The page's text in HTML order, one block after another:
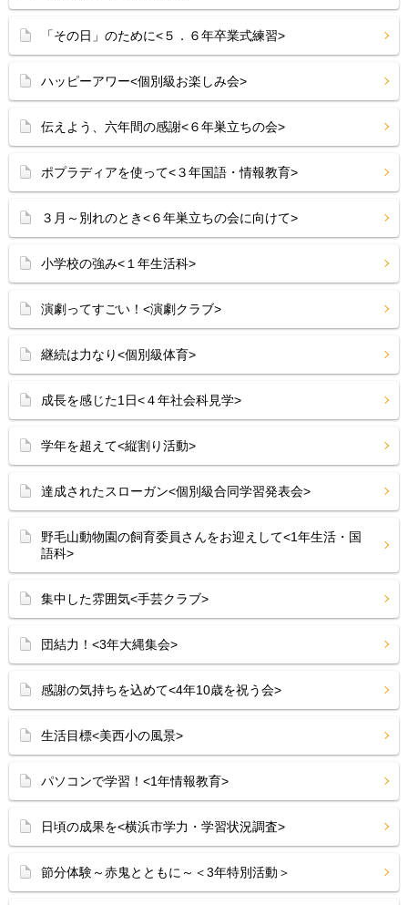
「その日」のために<５．６年卒業式練習>
ハッピーアワー<個別級お楽しみ会>
伝えよう、六年間の感謝<６年巣立ちの会>
ポプラディアを使って<３年国語・情報教育>
３月～別れのとき<６年巣立ちの会に向けて>
小学校の強み<１年生活科>
演劇ってすごい！<演劇クラブ>
継続は力なり<個別級体育>
成長を感じた1日<４年社会科見学>
学年を超えて<縦割り活動>
達成されたスローガン<個別級合同学習発表会>
野毛山動物園の飼育委員さんをお迎えして<1年生活・国
語科>
集中した雰囲気<手芸クラブ>
団結力！<3年大縄集会>
感謝の気持ちを込めて<4年10歳を祝う会>
生活目標<美西小の風景>
パソコンで学習！<1年情報教育>
日頃の成果を<横浜市学力・学習状況調査>
節分体験～赤鬼とともに～＜3年特別活動＞